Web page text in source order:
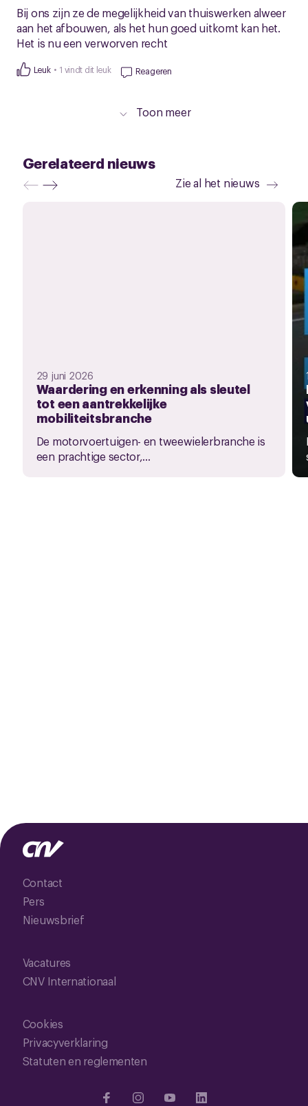
Bij ons zijn ze de megelijkheid van thuiswerken alweer
aan het afbouwen, als het hun goed uitkomt kan het.
Het is nu een verworven recht
Leuk 1 vindt dit leuk Reageren
Toon meer
Gerelateerd nieuws
Zie al het nieuws
29 juni 2026
Waardering en erkenning als sleutel
tot een aantrekkelijke
mobiliteitsbranche
De motorvoertuigen- en tweewielerbranche is
een prachtige sector,...
Contact
Pers
Nieuwsbrief
Vacatures
CNV Internationaal
Cookies
Privacyverklaring
Statuten en reglementen